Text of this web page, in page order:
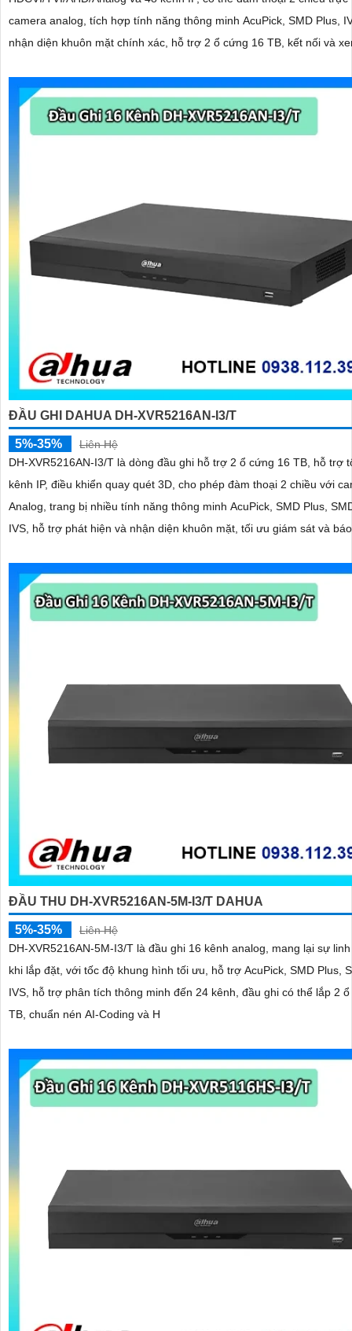
camera analog, tích hợp tính năng thông minh AcuPick, SMD Plus,
nhận diện khuôn mặt chính xác, hỗ trợ 2 ổ cứng 16 TB, kết nối và
ĐẦU GHI DAHUA DH-XVR5216AN-I3/T
5%-35%
Liên Hệ
DH-XVR5216AN-I3/T là dòng đầu ghi hỗ trợ 2 ổ cứng 16 TB, hỗ trợ
kênh IP, điều khiển quay quét 3D, cho phép đàm thoại 2 chiều với
Analog, trang bị nhiều tính năng thông minh AcuPick, SMD Plus,
IVS, hỗ trợ phát hiện và nhận diện khuôn mặt, tối ưu giám sát và
ĐẦU THU DH-XVR5216AN-5M-I3/T DAHUA
5%-35%
Liên Hệ
DH-XVR5216AN-5M-I3/T là đầu ghi 16 kênh analog, mang lại sự
khi lắp đặt, với tốc độ khung hình tối ưu, hỗ trợ AcuPick, SMD Plus,
IVS, hỗ trợ phân tích thông minh đến 24 kênh, đầu ghi có thể lắp 2
TB, chuẩn nén AI-Coding và H